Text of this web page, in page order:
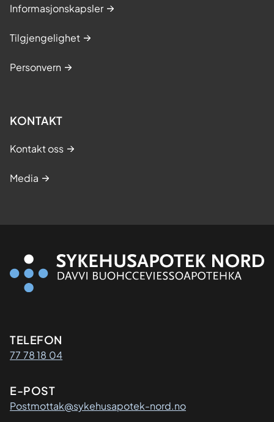
Informasjonskapsler
Tilgjengelighet
Personvern
KONTAKT
Kontakt oss
Media
Kontaktinformasjon
TELEFON
77 78 18 04
E-POST
Postmottak@sykehusapotek-nord.no